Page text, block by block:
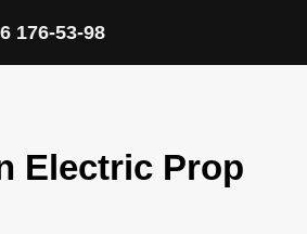
176-53-98
Electric Prop